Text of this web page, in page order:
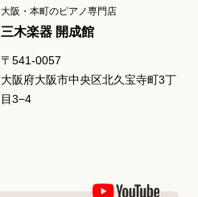
大阪・本町のピアノ専門店
三木楽器 開成館
〒541-0057
大阪府大阪市中央区北久宝寺町3丁
目3−4